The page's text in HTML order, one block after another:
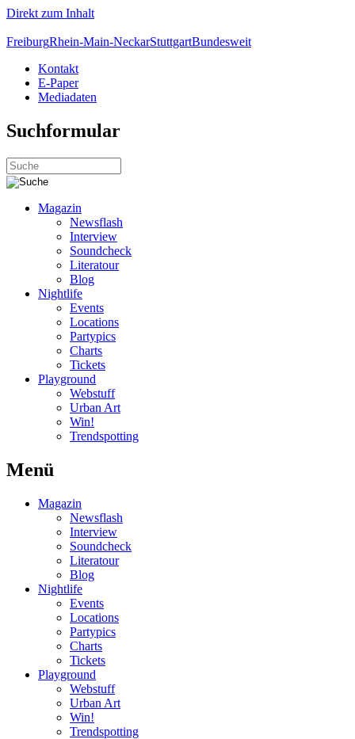
Direkt zum Inhalt
FreiburgRhein-Main-NeckarStuttgartBundesweit
Kontakt
E-Paper
Mediadaten
Suchformular
Magazin
Newsflash
Interview
Soundcheck
Literatour
Blog
Nightlife
Events
Locations
Partypics
Charts
Tickets
Playground
Webstuff
Urban Art
Win!
Trendspotting
Menü
Magazin
Newsflash
Interview
Soundcheck
Literatour
Blog
Nightlife
Events
Locations
Partypics
Charts
Tickets
Playground
Webstuff
Urban Art
Win!
Trendspotting